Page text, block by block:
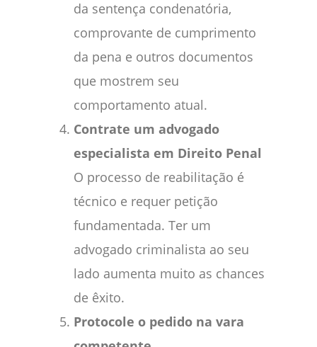
da sentença condenatória,
comprovante de cumprimento
da pena e outros documentos
que mostrem seu
comportamento atual.
Contrate um advogado
especialista em Direito Penal
O processo de reabilitação é
técnico e requer petição
fundamentada. Ter um
advogado criminalista ao seu
lado aumenta muito as chances
de êxito.
Protocole o pedido na vara